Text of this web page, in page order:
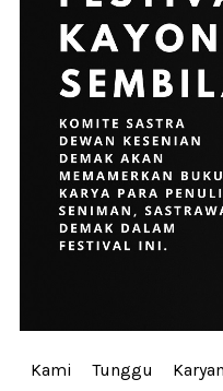
Kami Tunggu